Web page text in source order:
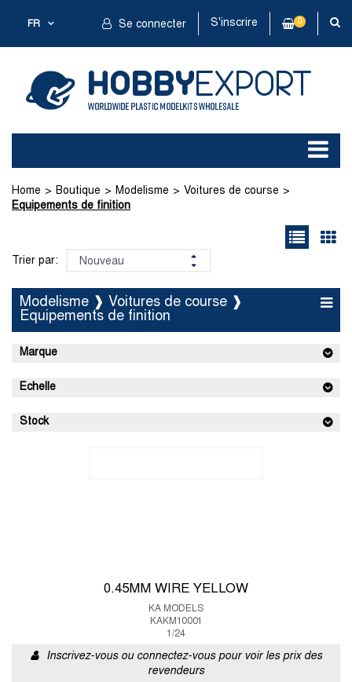
FR Se connecter S'inscrire 0
Home Boutique Modelisme
Voitures de course
Equipements de finition
Trier par:
Modelisme ❱ Voitures de course ❱
Equipements de finition
Marque
Echelle
Stock
0.45MM WIRE YELLOW
KA MODELS
KAKM10001
1/24
Inscrivez-vous ou connectez-vous pour voir les prix des
revendeurs